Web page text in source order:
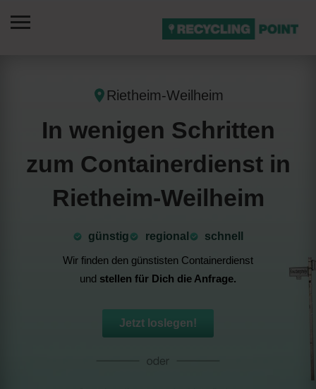
Rietheim-Weilheim
In wenigen Schritten
zum Containerdienst in
Rietheim-Weilheim
günstig ⁠regional
schnell
Wir finden den günstisten Containerdienst
und stellen für Dich die Anfrage.
Jetzt loslegen!